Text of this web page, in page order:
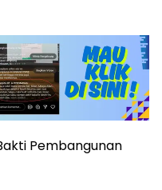
Pembangunan